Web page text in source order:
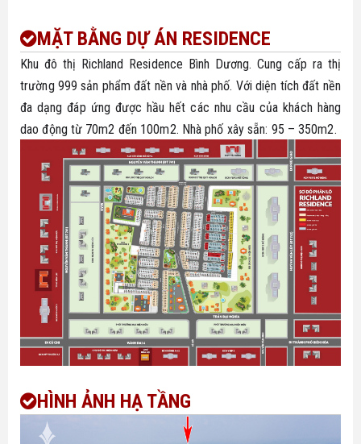
MẶT BẰNG DỰ ÁN RESIDENCE
Khu đô thị Richland Residence Bình Dương. Cung cấp ra thị
trường 999 sản phẩm đất nền và nhà phố. Với diện tích đất nền
đa dạng đáp ứng được hầu hết các nhu cầu của khách hàng
dao động từ 70m2 đến 100m2. Nhà phố xây sẵn: 95 – 350m2.
HÌNH ẢNH HẠ TẦNG